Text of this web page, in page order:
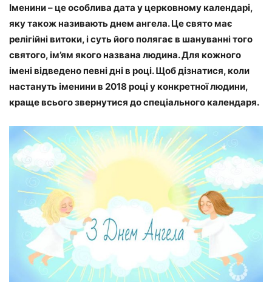
Іменини – це особлива дата у церковному календарі,
яку також називають днем ангела. Це свято має
релігійні витоки, і суть його полягає в шануванні того
святого, ім’ям якого названа людина. Для кожного
імені відведено певні дні в році. Щоб дізнатися, коли
настануть іменини в 2018 році у конкретної людини,
краще всього звернутися до спеціального календаря.